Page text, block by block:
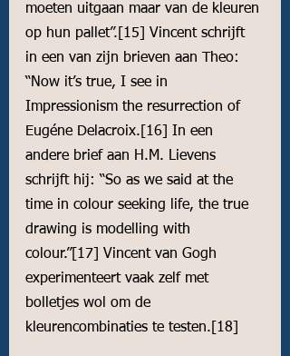
moeten uitgaan maar van de kleuren
op hun pallet”. [15]
Vincent schrijft
in een van zijn brieven aan Theo:
“Now it’s true, I see in
Impressionism the resurrection of
Eugéne Delacroix. [16]
In een
andere brief aan H.M. Lievens
schrijft hij: “So as we said at the
time in colour seeking life, the true
drawing is modelling with
colour.” [17]
Vincent van Gogh
experimenteert vaak zelf met
bolletjes wol om de
kleurencombinaties te testen. [18]